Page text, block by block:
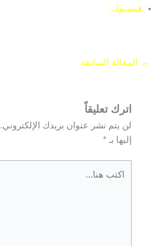
فيسبوك.
→ المقالة السابقة
اترك تعليقاً
لن يتم نشر عنوان بريدك الإلكتروني.
إليها بـ*